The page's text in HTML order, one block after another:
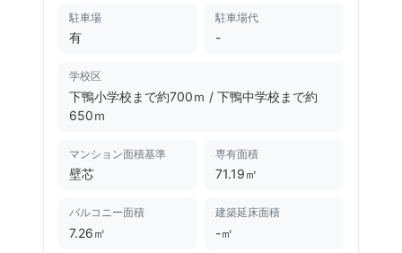
駐車場
有
駐車場代
-
学校区
下鴨小学校まで約700ｍ / 下鴨中学校まで約
650ｍ
マンション面積基準
壁芯
専有面積
71.19㎡
バルコニー面積
7.26㎡
建築延床面積
-㎡